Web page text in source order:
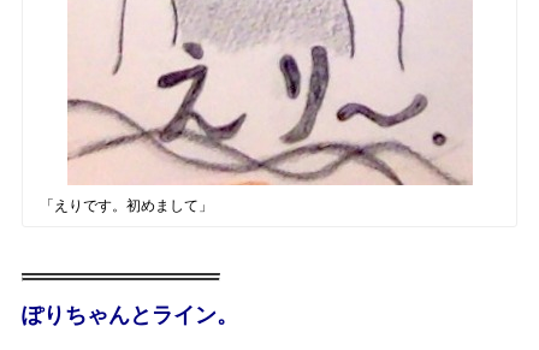
「えりです。初めまして」
ぽりちゃんとライン。